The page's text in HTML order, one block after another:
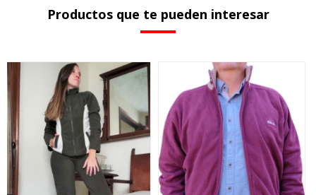
Productos que te pueden interesar